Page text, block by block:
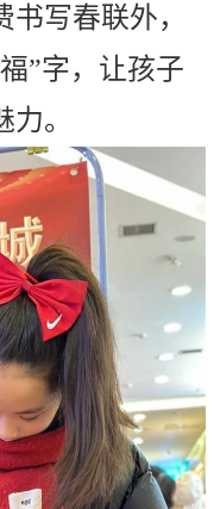
写春联外，
”字，让孩子
。